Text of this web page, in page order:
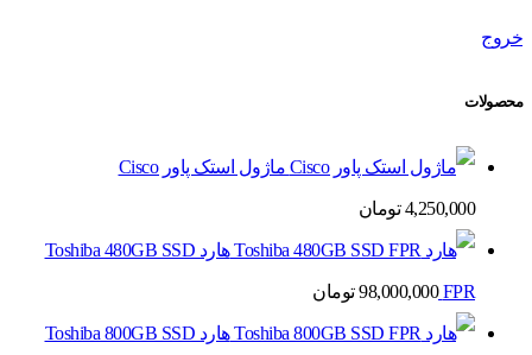
خروج
محصولات
ماژول استک پاور Cisco
4,250,000 تومان
هارد Toshiba 480GB SSD
FPR
98,000,000 تومان
هارد Toshiba 800GB SSD